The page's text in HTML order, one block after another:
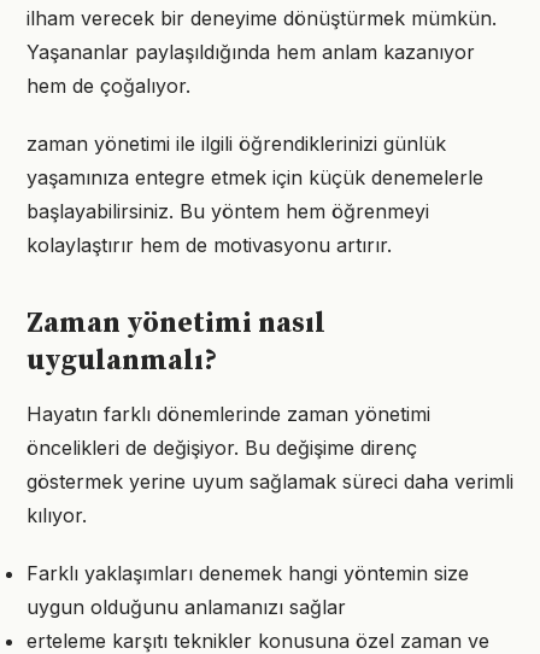
ilham verecek bir deneyime dönüştürmek mümkün.
Yaşananlar paylaşıldığında hem anlam kazanıyor
hem de çoğalıyor.
zaman yönetimi ile ilgili öğrendiklerinizi günlük
yaşamınıza entegre etmek için küçük denemelerle
başlayabilirsiniz. Bu yöntem hem öğrenmeyi
kolaylaştırır hem de motivasyonu artırır.
Zaman yönetimi nasıl
uygulanmalı?
Hayatın farklı dönemlerinde zaman yönetimi
öncelikleri de değişiyor. Bu değişime direnç
göstermek yerine uyum sağlamak süreci daha verimli
kılıyor.
Farklı yaklaşımları denemek hangi yöntemin size
uygun olduğunu anlamanızı sağlar
erteleme karşıtı teknikler konusuna özel zaman ve